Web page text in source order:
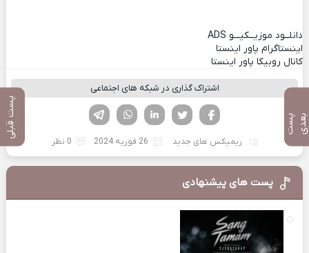
پ
س
ت
ب
ع
د ی پست قبلی
دانلــود موزیــکیـــو ADS
اینستاگرام پاور اینستا
کانال روبیکا پاور اینستا
اشتراک گذاری در شبکه های اجتماعی
لینکدین تویتر
فیسوک
ریمیکس های جدید 26 فوریه 2024 0 نظر
پست های پیشنهادی